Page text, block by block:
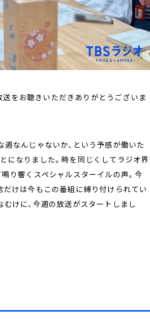
をお聴きいただきありがとうございま
なんじゃないか、という予感が働いた
になりました。時を同じくしてラジオ界
り響くスペシャルスターイルの声。今
けは今もこの番組に縛り付けられてい
けに、今週の放送がスタートしまし